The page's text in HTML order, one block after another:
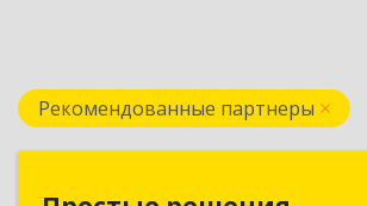
Рекомендованные партнеры